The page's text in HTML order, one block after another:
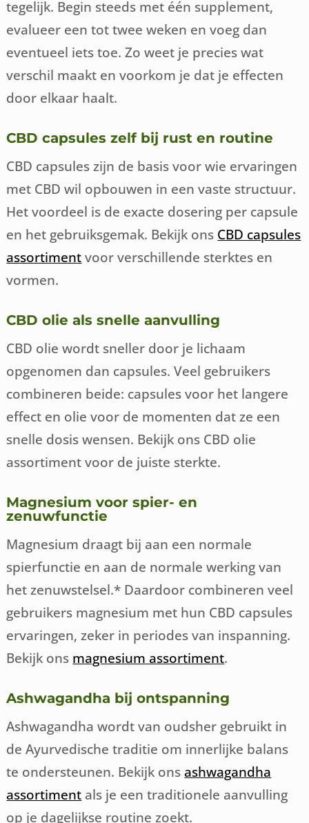
tegelijk. Begin steeds met één supplement,
evalueer een tot twee weken en voeg dan
eventueel iets toe. Zo weet je precies wat
verschil maakt en voorkom je dat je effecten
door elkaar haalt.
CBD capsules zelf bij rust en routine
CBD capsules zijn de basis voor wie ervaringen
met CBD wil opbouwen in een vaste structuur.
Het voordeel is de exacte dosering per capsule
en het gebruiksgemak. Bekijk ons CBD capsules
assortiment voor verschillende sterktes en
vormen.
CBD olie als snelle aanvulling
CBD olie wordt sneller door je lichaam
opgenomen dan capsules. Veel gebruikers
combineren beide: capsules voor het langere
effect en olie voor de momenten dat ze een
snelle dosis wensen. Bekijk ons CBD olie
assortiment voor de juiste sterkte.
Magnesium voor spier- en
zenuwfunctie
Magnesium draagt bij aan een normale
spierfunctie en aan de normale werking van
het zenuwstelsel.* Daardoor combineren veel
gebruikers magnesium met hun CBD capsules
ervaringen, zeker in periodes van inspanning.
Bekijk ons magnesium assortiment.
Ashwagandha bij ontspanning
Ashwagandha wordt van oudsher gebruikt in
de Ayurvedische traditie om innerlijke balans
te ondersteunen. Bekijk onsashwagandha
assortiment als je een traditionele aanvulling
op je dagelijkse routine zoekt.